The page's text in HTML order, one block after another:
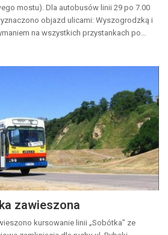
mostu). Dla autobusów linii 29 po 7.00
objazd ulicami: Wyszogrodzką i
na wszystkich przystankach po…
zawieszona
kursowanie linii „Sobótka” ze